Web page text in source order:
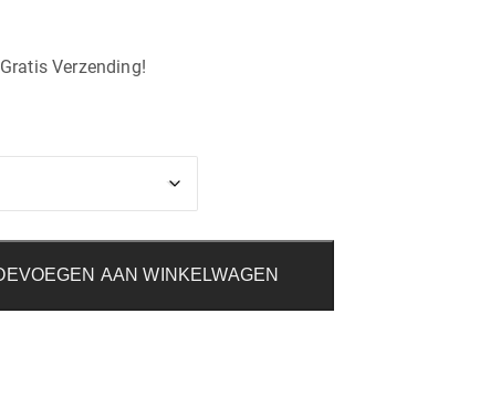
Verzending!
AAN WINKELWAGEN